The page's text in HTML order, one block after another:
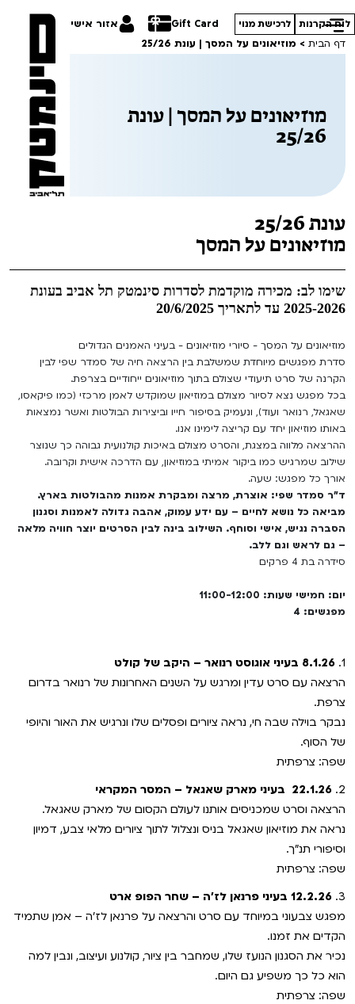
Gift Card אזור אישי לוח הקרנות לרכישת מנוי
טרום בכורה
חדשים
לילדים ולכל המשפחה
הקרנות על פופים
מועדון אנגלית לקטנטנים
מועדון אנגלית לכל המשפחה
ראשון בקולנוע
שלישי בשלייקס
אפטר בסינמטק
קולנוע ישראלי
תכניות מיוחדות
במראה הישראלית
סיפורי קיץ
מחווה לקסבייה דולאן
סינמטק קאלט על הגג 2026
נבחרי דוקאביב 2026
אירועים מיוחדים
הגלריה
סדרות עונת 26/27
VOD
ENG
לאזור האישי
רכישת מנוי
Gift Card
צור קשר
דף הבית > מוזיאונים על המסך | עונת 25/26
מוזיאונים על המסך | עונת
25/26
עונת 25/26
מוזיאונים על המסך
שימו לב: מכירה מוקדמת לסדרות סינמטק תל אביב בעונת
2025-2026 עד לתאריך 20/6/2025
מוזיאונים על המסך - סיורי מוזיאונים - בעיני האמנים הגדולים
סדרת מפגשים מיוחדת שמשלבת בין הרצאה חיה של סמדר שפי לבין
הקרנה של סרט תיעודי שצולם בתוך מוזיאונים ייחודיים בצרפת.
בכל מפגש נצא לסיור מצולם במוזיאון שמוקדש לאמן מרכזי (כמו פיקאסו,
שאגאל, רנואר ועוד), ונעמיק בסיפור חייו וביצירות הבולטות ואשר נמצאות
באותו מוזיאון יחד עם קריצה לימינו אנו.
ההרצאה מלווה במצגת, והסרט מצולם באיכות קולנועית גבוהה כך שנוצר
שילוב שמרגיש כמו ביקור אמיתי במוזיאון, עם הדרכה אישית וקרובה.
אורך כל מפגש: שעה.
ד"ר סמדר שפי: אוצרת, מרצה ומבקרת אמנות מהבולטות בארץ.
מביאה כל נושא לחיים – עם ידע עמוק, אהבה גדולה לאמנות וסגנון
הסברה נגיש, אישי וסוחף. השילוב בינה לבין הסרטים יוצר חוויה מלאה
– גם לראש וגם ללב.
סידרה בת 4 פרקים
יום: חמישי שעות: 11:00-12:00
מפגשים: 4
1.
8.1.26 בעיני אוגוסט רנואר – היקב של קולט
הרצאה עם סרט עדין ומרגש על השנים האחרונות של רנואר בדרום
צרפת.
נבקר בוילה שבה חי, נראה ציורים ופסלים שלו ונרגיש את האור והיופי
של הסוף.
שפה: צרפתית
2.
22.1.26 בעיני מארק שאגאל – המסר המקראי
הרצאה וסרט שמכניסים אותנו לעולם הקסום של מארק שאגאל.
נראה את מוזיאון שאגאל בניס ונצלול לתוך ציורים מלאי צבע, דמיון
וסיפורי תנ"ך.
שפה: צרפתית
3.
12.2.26 בעיני פרנאן לז'ה – שחר הפופ ארט
מפגש צבעוני במיוחד עם סרט והרצאה על פרנאן לז'ה – אמן שתמיד
הקדים את זמנו.
נכיר את הסגנון הנועז שלו, שמחבר בין ציור, קולנוע ועיצוב, ונבין למה
הוא כל כך משפיע גם היום.
שפה: צרפתית